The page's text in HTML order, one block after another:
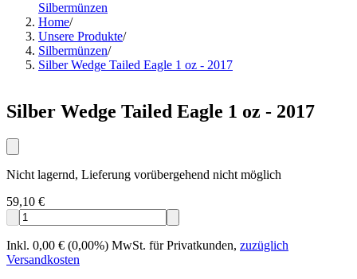
Silbermünzen
Home/
Unsere Produkte/
Silbermünzen/
Silber Wedge Tailed Eagle 1 oz - 2017
Silber Wedge Tailed Eagle 1 oz - 2017
Nicht lagernd, Lieferung vorübergehend nicht möglich
59,10 €
Inkl. 0,00 € (0,00%) MwSt. für Privatkunden, zuzüglich
Versandkosten